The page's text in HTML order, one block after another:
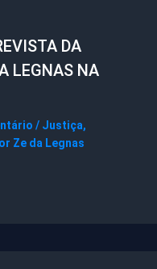
DA
LEGNAS NA
/ Justiça,
Ze da Legnas